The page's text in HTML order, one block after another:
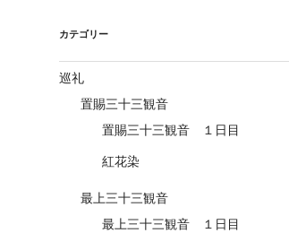
カテゴリー
巡礼
置賜三十三観音
置賜三十三観音 １日目
紅花染
最上三十三観音
最上三十三観音 １日目